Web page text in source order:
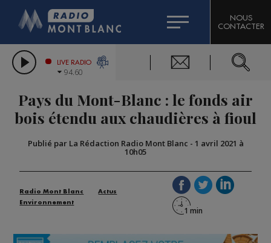
LES CHRONIQUES DE L'EXPERT
CITIZEN MACHINERY
GRAND MASSIF DOMAINES SKIABLES
BIGARD
COMPAGNIE DU MONT-BLANC
NOUS
CONTACTER
LIVE RADIO
94.60
Pays du Mont-Blanc : le fonds air
bois étendu aux chaudières à fioul
Publié par La Rédaction Radio Mont Blanc - 1 avril 2021 à
10h05
Radio Mont Blanc
Actus
Environnement